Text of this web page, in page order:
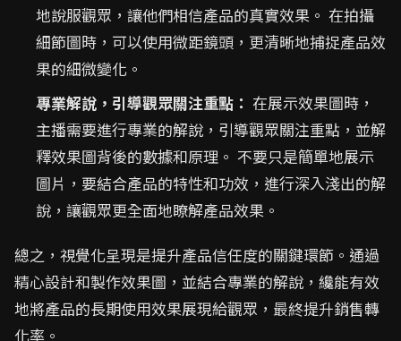
地說服觀眾，讓他們相信產品的真實效果。 在拍攝
細節圖時，可以使用微距鏡頭，更清晰地捕捉產品效
果的細微變化。
專業解說，引導觀眾關注重點： 在展示效果圖時，
主播需要進行專業的解說，引導觀眾關注重點，並解
釋效果圖背後的數據和原理。 不要只是簡單地展示
圖片，要結合產品的特性和功效，進行深入淺出的解
說，讓觀眾更全面地瞭解產品效果。
總之，視覺化呈現是提升產品信任度的關鍵環節。通過
精心設計和製作效果圖，並結合專業的解說，纔能有效
地將產品的長期使用效果展現給觀眾，最終提升銷售轉
化率。